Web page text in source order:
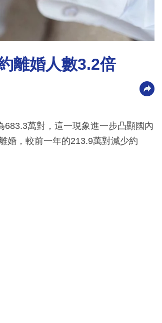
離婚人數3.2倍
萬對，這一現象進一步凸顯國內
婚，較前一年的213.9萬對減少約